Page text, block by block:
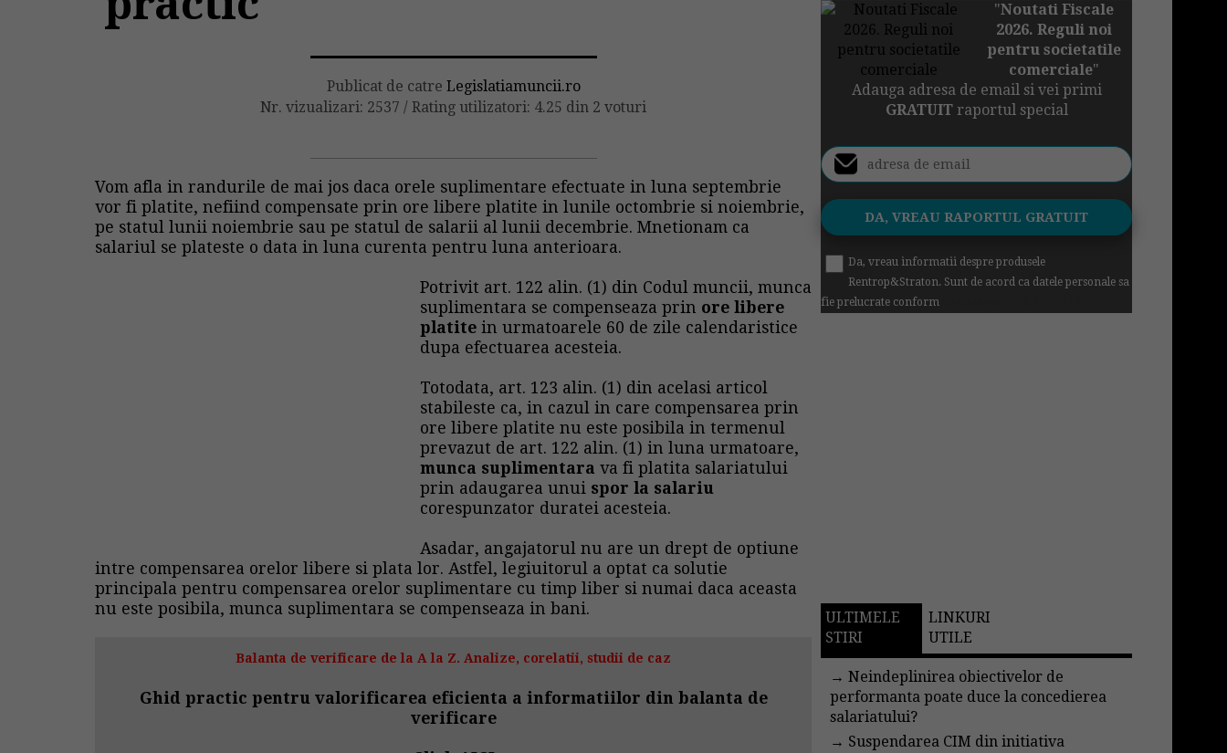
Publicat de catre Legislatiamuncii.ro
Nr. vizualizari: 2537 /Rating utilizatori: 4.25 din 2 voturi
Vom afla in randurile de mai jos daca orele suplimentare efectuate in luna septembrie
vor fi platite, nefiind compensate prin ore libere platite in lunile octombrie si noiembrie,
pe statul lunii noiembrie sau pe statul de salarii al lunii decembrie. Mnetionam ca
salariul se plateste o data in luna curenta pentru luna anterioara.
Potrivit art. 122 alin. (1) din Codul muncii, munca
suplimentara se compenseaza prin ore libere
platite in urmatoarele 60 de zile calendaristice
dupa efectuarea acesteia.
Totodata, art. 123 alin. (1) din acelasi articol
stabileste ca, in cazul in care compensarea prin
ore libere platite nu este posibila in termenul
prevazut de art. 122 alin. (1) in luna urmatoare,
munca suplimentara va fi platita salariatului
prin adaugarea unui spor la salariu
corespunzator duratei acesteia.
Asadar, angajatorul nu are un drept de optiune
intre compensarea orelor libere si plata lor. Astfel, legiuitorul a optat ca solutie
principala pentru compensarea orelor suplimentare cu timp liber si numai daca aceasta
nu este posibila, munca suplimentara se compenseaza in bani.
Balanta de verificare de la A la Z. Analize, corelatii, studii de caz
Ghid practic pentru valorificarea eficienta a informatiilor din balanta de
verificare
"Noutati Fiscale
2026. Reguli noi
pentru societatile
comerciale"
Adauga adresa de email si vei primi
GRATUITraportul special
Da, vreau informatii despre produsele
Rentrop&Straton. Sunt de acord ca datele personale sa
fie prelucrate conform
ULTIMELE
STIRI
LINKURI
UTILE
→Neindeplinirea obiectivelor de
performanta poate duce la concedierea
salariatului?
→ Suspendarea CIM din initiativa